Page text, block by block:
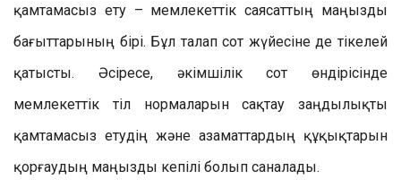
қамтамасыз ету – мемлекеттік саясаттың маңызды
бағыттарының бірі. Бұл талап сот жүйесіне де тікелей
қатысты. Әсіресе, әкімшілік сот өндірісінде
мемлекеттік тіл нормаларын сақтау заңдылықты
қамтамасыз етудің және азаматтардың құқықтарын
қорғаудың маңызды кепілі болып саналады.